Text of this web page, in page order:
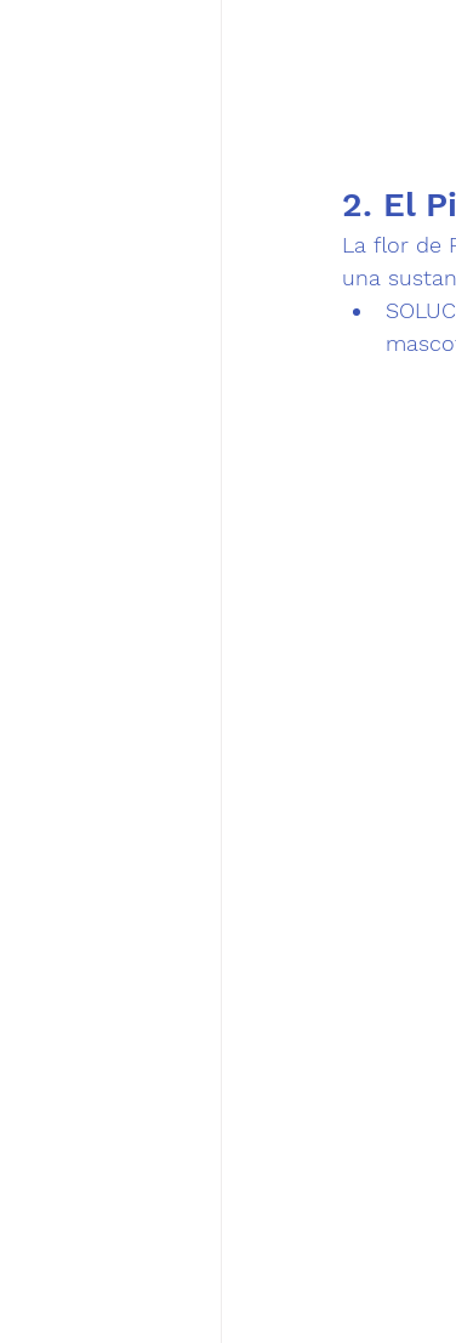
2. El
La flor de
una